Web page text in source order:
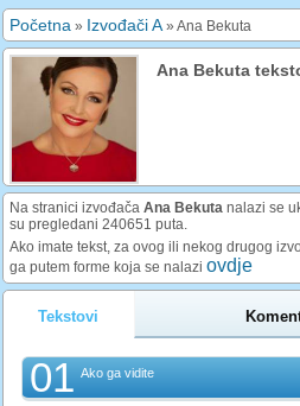
Početna » Izvođači A» Ana Bekuta
Ana Bekuta
Na stranici izvođača Ana Bekuta nalazi se
su pregledani 240651 puta.
Ako imate tekst, za ovog ili nekog drugog
ga putem forme koja se nalazi ovdje
Tekstovi
01 Ako ga vidite